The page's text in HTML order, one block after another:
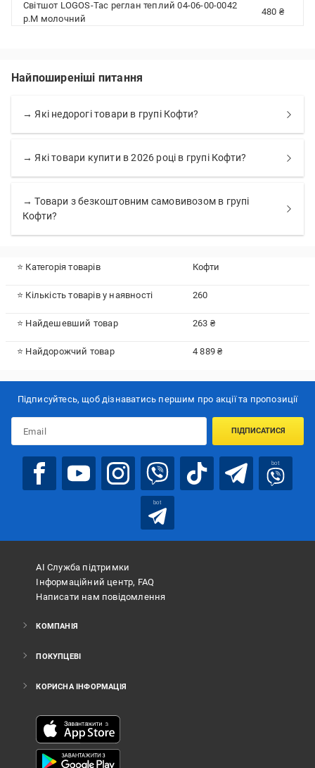
Світшот LOGOS-Tac реглан теплий 04-06-00-0042
р.M молочний
480 ₴
Найпоширеніші питання
→ Які недорогі товари в групі Кофти?
→ Які товари купити в 2026 році в групі Кофти?
→ Товари з безкоштовним самовивозом в групі
Кофти?
⭐ Категорія товарів Кофти
⭐ Кількість товарів у наявності 260
⭐ Найдешевший товар 263 ₴
⭐ Найдорожчий товар 4 889 ₴
Підписуйтесь, щоб дізнаватись першим про акції та пропозиції
ПІДПИСАТИСЯ
bot
bot
АІ Служба підтримки
Інформаційний центр, FAQ
Написати нам повідомлення
КОМПАНІЯ
ПОКУПЦЕВІ
КОРИСНА ІНФОРМАЦІЯ